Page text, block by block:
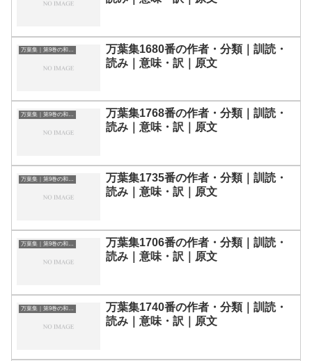
万葉集｜第9巻の和歌一覧
万葉集1680番の作者・分類｜訓読・
読み｜意味・訳｜原文
万葉集｜第9巻の和歌一覧
万葉集1768番の作者・分類｜訓読・
読み｜意味・訳｜原文
万葉集｜第9巻の和歌一覧
万葉集1735番の作者・分類｜訓読・
読み｜意味・訳｜原文
万葉集｜第9巻の和歌一覧
万葉集1706番の作者・分類｜訓読・
読み｜意味・訳｜原文
万葉集｜第9巻の和歌一覧
万葉集1740番の作者・分類｜訓読・
読み｜意味・訳｜原文